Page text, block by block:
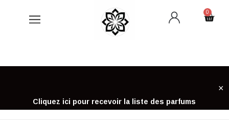
0
Cart
Cliquez ici pour recevoir la liste des parfums
×